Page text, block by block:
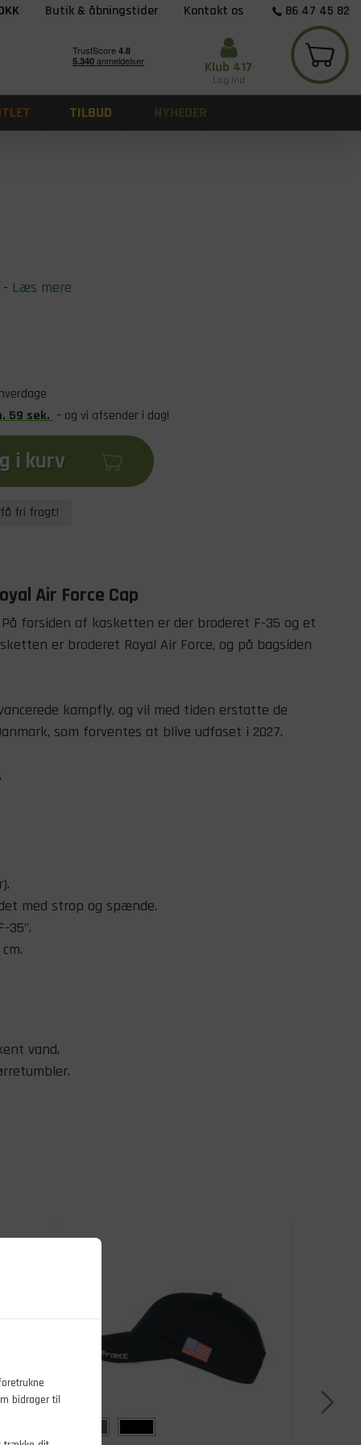
bidrager til
Butik & åbningstider Kontakt os
86 47 45 82
Klub 417
Log ind
TILBUD NYHEDER
- Læs mere
. 58 sek. – og vi afsender i dag!
i kurv
fri fragt!
Air Force Cap
forsiden af kasketten er der broderet F-35 og et
er broderet Royal Air Force, og på bagsiden
kampfly, og vil med tiden erstatte de
som forventes at blive udfaset i 2027.
med strop og spænde.
35".
vand.